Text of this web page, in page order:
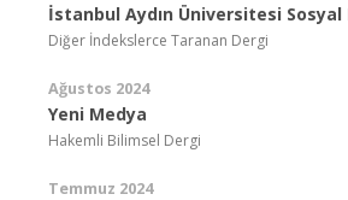
İstanbul Aydın Üniversitesi
Diğer İndekslerce Taranan Dergi
Ağustos 2024
Yeni Medya
Hakemli Bilimsel Dergi
Temmuz 2024